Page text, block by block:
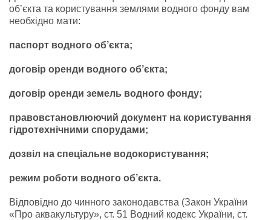
об’єкта та користування землями водного фонду вам
необхідно мати:
паспорт водного об’єкта;
договір оренди водного об’єкта;
договір оренди земель водного фонду;
правовстановлюючий документ на користування
гідротехнічними спорудами;
дозвіл на спеціальне водокористування;
режим роботи водного об’єкта.
Відповідно до чинного законодавства (Закон України
«Про аквакультуру», ст. 51 Водний кодекс України, ст.